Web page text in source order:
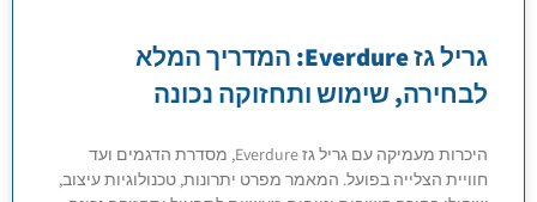
גריל גז Everdure: המדריך המלא
לבחירה, שימוש ותחזוקה נכונה
היכרות מעמיקה עם גריל גז Everdure, מסדרת הדגמים ועד
חוויית הצלייה בפועל. המאמר מפרט יתרונות, טכנולוגיות עיצוב,